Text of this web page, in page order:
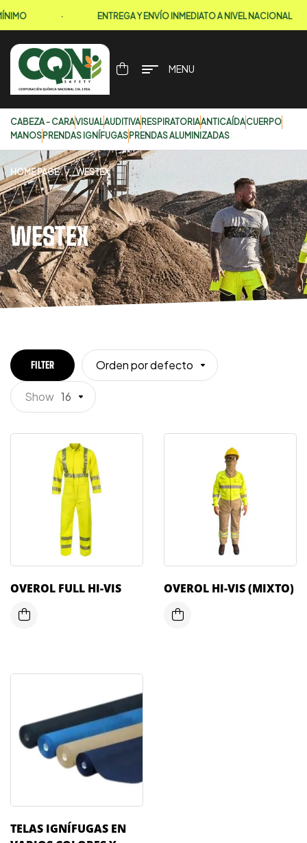
ENTREGA Y ENVÍO INMEDIATO A NIVEL NACIONAL
MENU
CABEZA - CARAVISUALAUDITIVA RESPIRATORIAANTICAÍDACUERPO
MANOS PRENDAS IGNÍFUGAS PRENDAS ALUMINIZADAS
WESTEX
HOME PAGE / WESTEX
FILTER Orden por defecto
Show 16
OVEROL FULL HI-VIS OVEROL HI-VIS (MIXTO)
TELAS IGNÍFUGAS EN